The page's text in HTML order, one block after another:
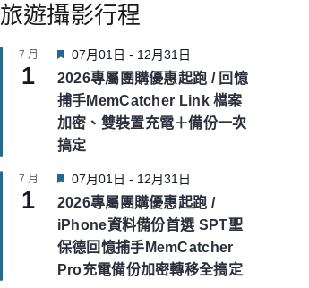
旅遊攝影行程
7 月
1
F
e
a
t
u
r
e
d
07月01日 - 12月31日
2026專屬團購優惠起跑 / 回憶
捕手MemCatcher Link 檔案
加密、雙裝置充電＋備份一次
搞定
7 月
1
F
e
a
t
u
e
07月01日 - 12月31日
2026專屬團購優惠起跑 /
iPhone資料備份首選 SPT聖
保德回憶捕手MemCatcher
Pro充電備份加密轉移全搞定